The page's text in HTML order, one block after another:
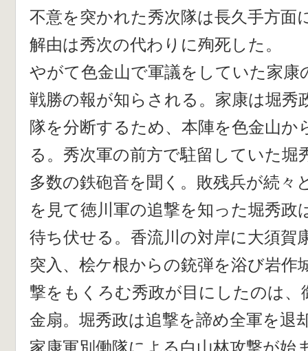
不意を突かれた秀次隊は長久手方面
解由は秀次の代わりに殉死した。
やがて色金山で軍議をしていた家康
戦勝の報が知らされる。家康は堀秀
隊を分断するため、本陣を色金山か
る。秀次軍の前方で駐留していた
多数の鉄砲音を聞く。敗残兵が続々
を見て徳川軍の追撃を知った堀秀政
待ち伏せる。香流川の対岸に大須賀
突入、桧ケ根からの銃弾を浴び岩作
撃をもくろむ秀政が目にしたのは、
金扇。堀秀政は追撃を諦め全軍を退